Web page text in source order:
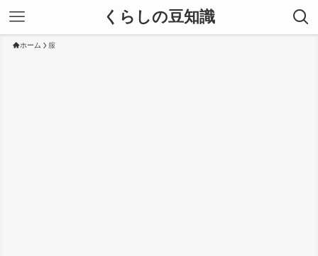
くらしの豆知識
ホーム 服